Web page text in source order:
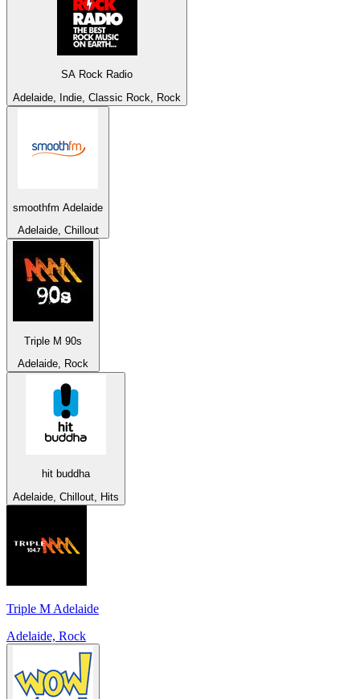
SA Rock Radio
Adelaide, Indie, Classic Rock, Rock
smoothfm Adelaide
Adelaide, Chillout
Triple M 90s
Adelaide, Rock
hit buddha
Adelaide, Chillout, Hits
Triple M Adelaide
Adelaide, Rock